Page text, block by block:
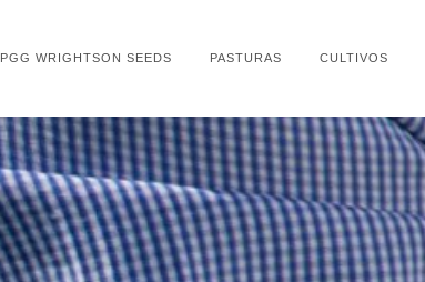
PGG WRIGHTSON SEEDS PASTURAS CULTIVOS